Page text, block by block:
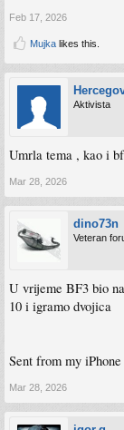
Feb 17, 2026
Mujka likes this.
Aktivista
Umrla tema , kao i
Mar 28, 2026
dino73n
Veteran
U vrijeme BF3 bio
10 i igramo dvojica
Sent from my
Mar 28, 2026